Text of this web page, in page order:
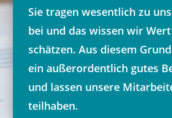
Sie tragen wesentlich zu
bei und das wissen wir
schätzen. Aus diesem
ein außerordentlich gutes
und lassen unsere
teilhaben.